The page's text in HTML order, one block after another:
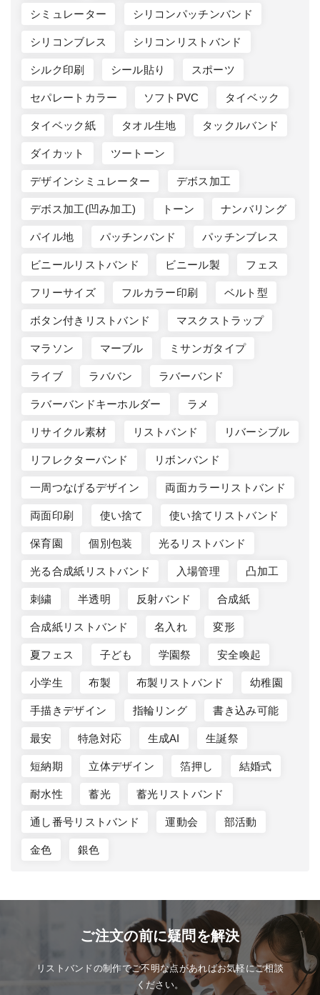
シミュレーター シリコンパッチンバンド
シリコンブレス シリコンリストバンド
シルク印刷 シール貼り スポーツ
セパレートカラー ソフトPVC タイベック
タイベック紙 タオル生地 タックルバンド
ダイカット ツートーン
デザインシミュレーター デボス加工
デボス加工(凹み加工) トーン ナンバリング
パイル地 パッチンバンド パッチンブレス
ビニールリストバンド ビニール製 フェス
フリーサイズ フルカラー印刷 ベルト型
ボタン付きリストバンド マスクストラップ
マラソン マーブル ミサンガタイプ
ライブ ラババン ラバーバンド
ラバーバンドキーホルダー ラメ
リサイクル素材 リストバンド リバーシブル
リフレクターバンド リボンバンド
一周つなげるデザイン 両面カラーリストバンド
両面印刷 使い捨て 使い捨てリストバンド
保育園 個別包装 光るリストバンド
光る合成紙リストバンド 入場管理 凸加工
刺繍 半透明 反射バンド 合成紙
合成紙リストバンド 名入れ 変形
夏フェス 子ども 学園祭 安全喚起
小学生 布製 布製リストバンド 幼稚園
手描きデザイン 指輪リング 書き込み可能
最安 特急対応 生成AI 生誕祭
短納期 立体デザイン 箔押し 結婚式
耐水性 蓄光 蓄光リストバンド
通し番号リストバンド 運動会 部活動
金色 銀色
ご注文の前に疑問を解決
リストバンドの制作でご不明な点があればお気軽にご相談
ください。